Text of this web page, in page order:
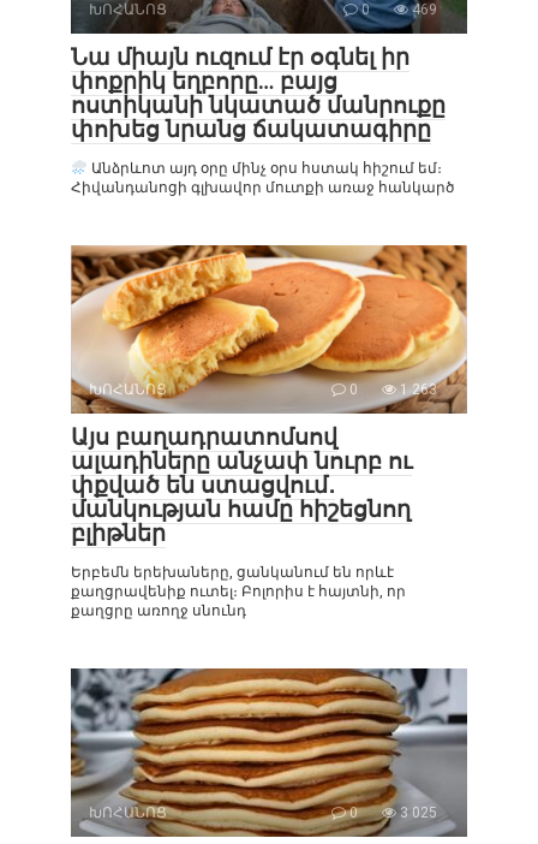
ԽՈՀԱՆՈՑ 0 469
Նա միայն ուզում էր օգնել իր
փոքրիկ եղբորը… բայց
ոստիկանի նկատած մանրուքը
փոխեց նրանց ճակատագիրը
Անձրևոտ այդ օրը մինչ օրս հստակ հիշում եմ։
Հիվանդանոցի գլխավոր մուտքի առաջ հանկարծ
ԽՈՀԱՆՈՑ 0 1 263
Այս բաղադրատոմսով
ալադիները անչափ նուրբ ու
փքված են ստացվում․
մանկության համը հիշեցնող
բլիթներ
Երբեմն երեխաները, ցանկանում են որևէ
քաղցրավենիք ուտել։ Բոլորիս է հայտնի, որ
քաղցրը առողջ սնունդ
ԽՈՀԱՆՈՑ 0 3 025